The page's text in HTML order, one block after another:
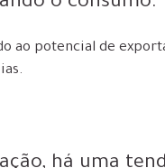
ao potencial de